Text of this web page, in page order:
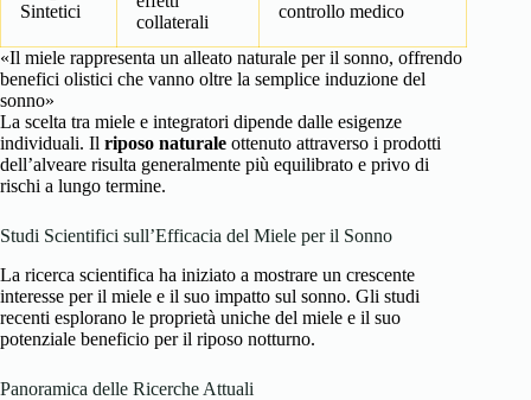
Sintetici
collaterali
controllo medico
«Il miele rappresenta un alleato naturale per il sonno, offrendo
benefici olistici che vanno oltre la semplice induzione del
sonno»
La scelta tra miele e integratori dipende dalle esigenze
individuali. Il riposo naturale ottenuto attraverso i prodotti
dell’alveare risulta generalmente più equilibrato e privo di
rischi a lungo termine.
Studi Scientifici sull’Efficacia del Miele per il Sonno
La ricerca scientifica ha iniziato a mostrare un crescente
interesse per il miele e il suo impatto sul sonno. Gli studi
recenti esplorano le proprietà uniche del miele e il suo
potenziale beneficio per il riposo notturno.
Panoramica delle Ricerche Attuali